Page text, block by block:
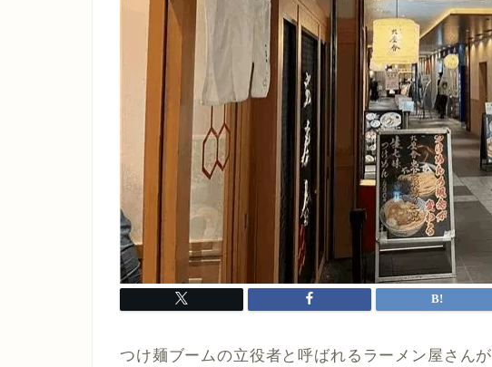
つけ麺ブームの立役者と呼ばれるラーメン屋さんが